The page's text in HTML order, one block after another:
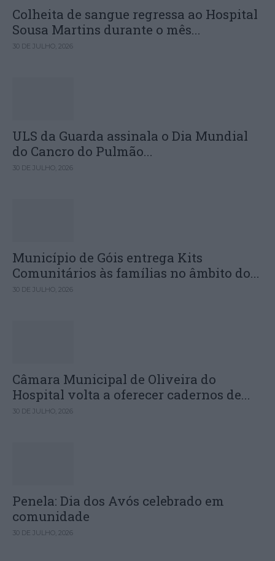
Colheita de sangue regressa ao Hospital
Sousa Martins durante o mês...
30 DE JULHO, 2026
ULS da Guarda assinala o Dia Mundial
do Cancro do Pulmão...
30 DE JULHO, 2026
Município de Góis entrega Kits
Comunitários às famílias no âmbito do...
30 DE JULHO, 2026
Câmara Municipal de Oliveira do
Hospital volta a oferecer cadernos de...
30 DE JULHO, 2026
Penela: Dia dos Avós celebrado em
comunidade
30 DE JULHO, 2026